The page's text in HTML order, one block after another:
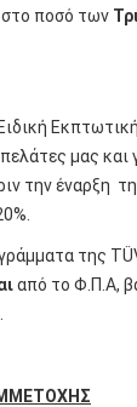
στο ποσό των
μας και
την έναρξη
της
από το Φ.Π.Α,